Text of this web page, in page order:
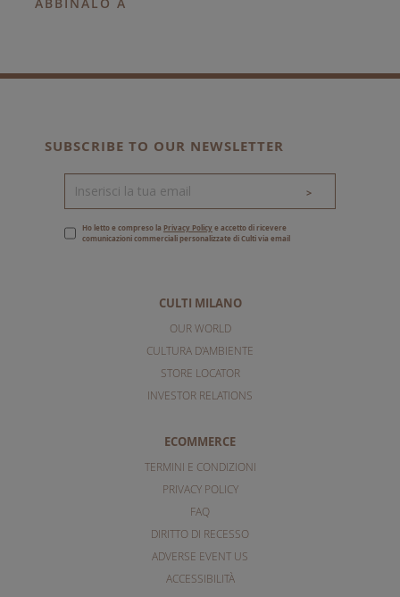
CULTI MILANO
OUR WORLD
CULTURA D'AMBIENTE
STORE LOCATOR
INVESTOR RELATIONS
ECOMMERCE
TERMINI E CONDIZIONI
PRIVACY POLICY
FAQ
DIRITTO DI RECESSO
ADVERSE EVENT US
ACCESSIBILITÀ
SUBSCRIBE TO OUR NEWSLETTER
>
Ho letto e compreso la Privacy Policye accetto di ricevere
comunicazioni commerciali personalizzate di Culti via email